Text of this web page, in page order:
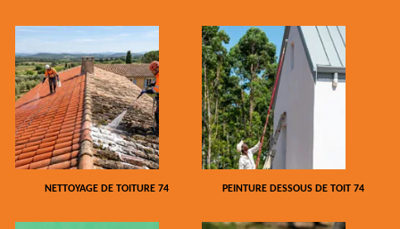
NETTOYAGE DE TOITURE 74 PEINTURE DESSOUS DE TOIT 74